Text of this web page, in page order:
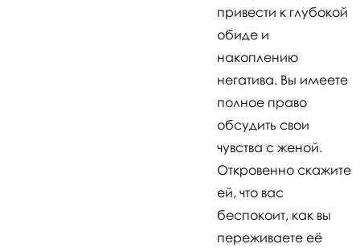
привести к глубокой
обиде и
накоплению
негатива. Вы имеете
полное право
обсудить свои
чувства с женой.
Откровенно скажите
ей, что вас
беспокоит, как вы
переживаете её